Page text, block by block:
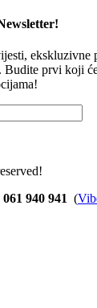
ekskluzivne
Budite prvi koji
061 940 941 (